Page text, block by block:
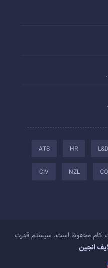
L&D
HR
ATS
NZL
CIV
کام محفوظ است. سیستم قدرت
انجین